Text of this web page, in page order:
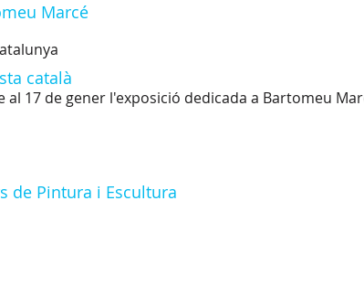
Marcé
català
17 de gener l'exposició dedicada a Bartomeu
de Pintura i Escultura